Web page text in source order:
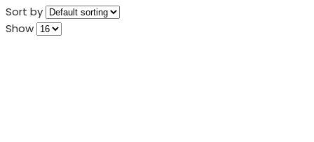
Sort by
Show